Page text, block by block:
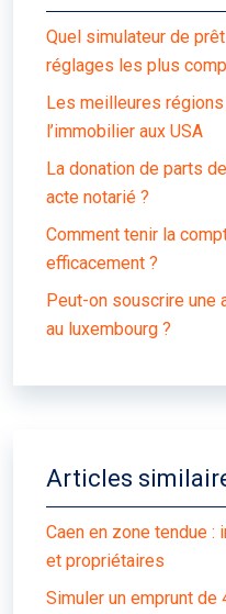
Quel simulateur de
réglages les plus
Les meilleures
l’immobilier aux USA
La donation de parts
acte notarié ?
Comment tenir la
efficacement ?
Peut-on souscrire une
au luxembourg ?
Articles
Caen en zone tendue
et propriétaires
Simuler un emprunt de